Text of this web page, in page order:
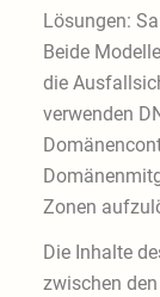
Lösungen:
Beide
die
verwenden
Zonen
Die Inhalte
zwischen